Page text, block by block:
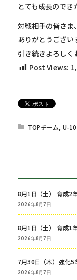
とても成長のでき
対戦相手の皆さま
ありがとうござい
引き続きよろしく
Post Views:
TOPチーム, U-10
8月1日（土） 育成
2026年8月7日
8月1日（土） 育成
2026年8月7日
7月30日（木）強化
2026年8月7日